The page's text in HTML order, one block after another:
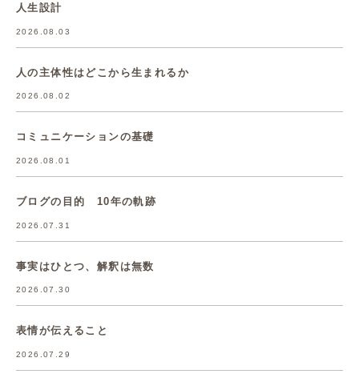
人生設計
2026.08.03
人の主体性はどこから生まれるか
2026.08.02
コミュニケーションの基礎
2026.08.01
ブログの目的 10年の軌跡
2026.07.31
事実はひとつ、解釈は無数
2026.07.30
表情が伝えること
2026.07.29